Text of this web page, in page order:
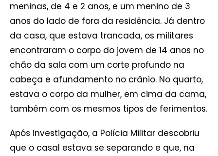
meninas, de 4 e 2 anos, e um menino de 3
anos do lado de fora da residência. Já dentro
da casa, que estava trancada, os militares
encontraram o corpo do jovem de 14 anos no
chão da sala com um corte profundo na
cabeça e afundamento no crânio. No quarto,
estava o corpo da mulher, em cima da cama,
também com os mesmos tipos de ferimentos.
Após investigação, a Polícia Militar descobriu
que o casal estava se separando e que, na